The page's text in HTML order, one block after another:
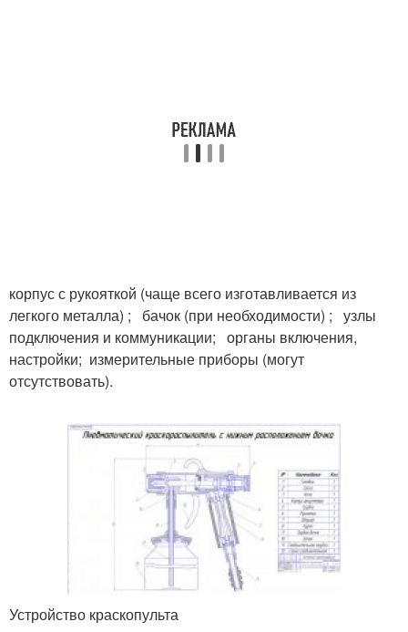
корпус с рукояткой (чаще всего изготавливается из
легкого металла) ; бачок (при необходимости) ; узлы
подключения и коммуникации; органы включения,
настройки; измерительные приборы (могут
отсутствовать).
Устройство краскопульта